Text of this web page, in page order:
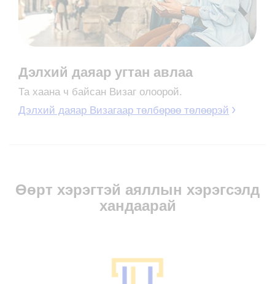
Дэлхий даяар угтан авлаа
Та хаана ч байсан Визаг олоорой.
Дэлхий даяар Визагаар төлбөрөө төлөөрэй
Өөрт хэрэгтэй аяллын хэрэгсэлд
хандаарай